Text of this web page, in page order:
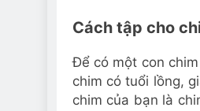
Cách tập cho
Để có một con
chim có tuổi lồng,
chim của bạn là